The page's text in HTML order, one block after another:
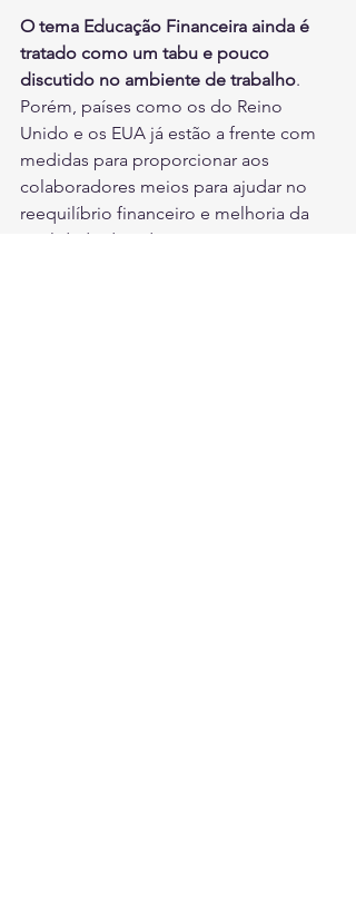
O tema Educação Financeira ainda é
tratado como um tabu e pouco
discutido no ambiente de trabalho.
Porém, países como os do Reino
Unido e os EUA já estão a frente com
medidas para proporcionar aos
colaboradores meios para ajudar no
reequilíbrio financeiro e melhoria da
qualidade de vida. As empresas no